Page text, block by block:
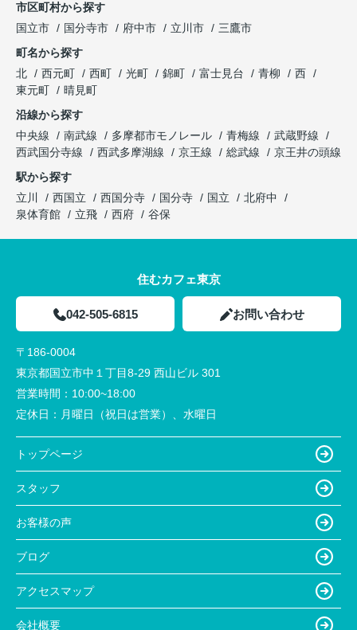
市区町村から探す
国立市
国分寺市 府中市 立川市
三鷹市
町名から探す
北
西元町 西町 光町 錦町 富士見台 青柳
西
東元町
晴見町
沿線から探す
中央線
南武線 多摩都市モノレール 青梅線
武蔵野線
西武国分寺線
西武多摩湖線 京王線 総武線
京王井の頭線
駅から探す
立川
西国立 西国分寺 国分寺 国立
北府中
泉体育館
立飛 西府 谷保
住むカフェ東京
042-505-6815 お問い合わせ
〒186-0004
東京都国立市中１丁目8-29 西山ビル 301
営業時間： 10:00~18:00
定休日： 月曜日（祝日は営業）、水曜日
トップページ
スタッフ
お客様の声
ブログ
アクセスマップ
会社概要